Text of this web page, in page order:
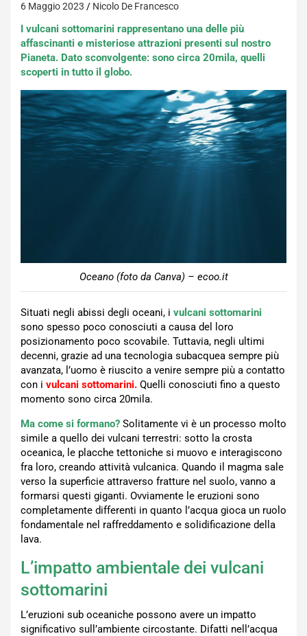
6 Maggio 2023 Nicolo De Francesco
I vulcani sottomarini rappresentano una delle più
affascinanti e misteriose attrazioni presenti sul nostro
Pianeta. Dato sconvolgente: sono circa 20mila, quelli
scoperti in tutto il globo.
Oceano (foto da Canva) – ecoo.it
Situati negli abissi degli oceani, i vulcani sottomarini
sono spesso poco conosciuti a causa del loro
posizionamento poco scovabile. Tuttavia, negli ultimi
decenni, grazie ad una tecnologia subacquea sempre più
avanzata, l’uomo è riuscito a venire sempre più a contatto
con i vulcani sottomarini. Quelli conosciuti fino a questo
momento sono circa 20mila.
Ma come si formano? Solitamente vi è un processo molto
simile a quello dei vulcani terrestri: sotto la crosta
oceanica, le placche tettoniche si muovo e interagiscono
fra loro, creando attività vulcanica. Quando il magma sale
verso la superficie attraverso fratture nel suolo, vanno a
formarsi questi giganti. Ovviamente le eruzioni sono
completamente differenti in quanto l’acqua gioca un ruolo
fondamentale nel raffreddamento e solidificazione della
lava.
L’impatto ambientale dei vulcani
sottomarini
L’eruzioni sub oceaniche possono avere un impatto
significativo sull’ambiente circostante. Difatti nell’acqua